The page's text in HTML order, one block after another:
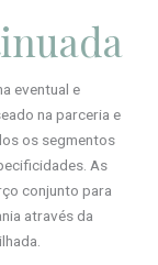
eventual e
na parceria e
os segmentos
As
conjunto para
através da